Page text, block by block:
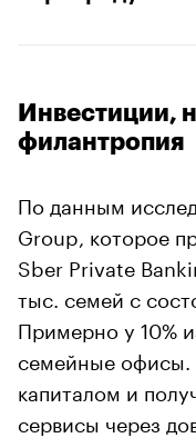
Инвестиции,
филантропия
По данным
Group, которое
Sber Private
тыс. семей с
Примерно у 10%
семейные офисы.
капиталом и
сервисы через